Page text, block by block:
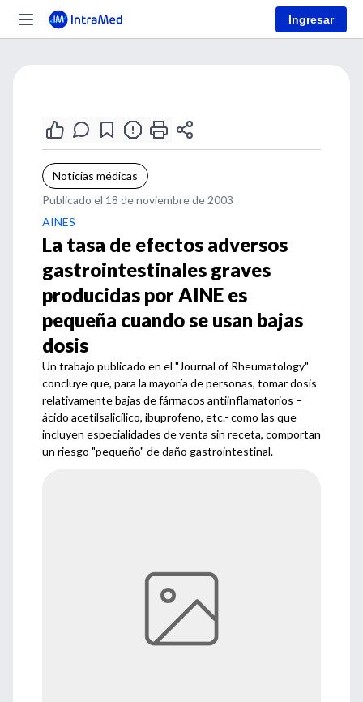
Ingresar
Noticias médicas
Publicado el 18 de noviembre de 2003
AINES
La tasa de efectos adversos
gastrointestinales graves
producidas por AINE es
pequeña cuando se usan bajas
dosis
Un trabajo publicado en el "Journal of Rheumatology"
concluye que, para la mayoría de personas, tomar dosis
relativamente bajas de fármacos antiinflamatorios –
ácido acetilsalicílico, ibuprofeno, etc.- como las que
incluyen especialidades de venta sin receta, comportan
un riesgo "pequeño" de daño gastrointestinal.